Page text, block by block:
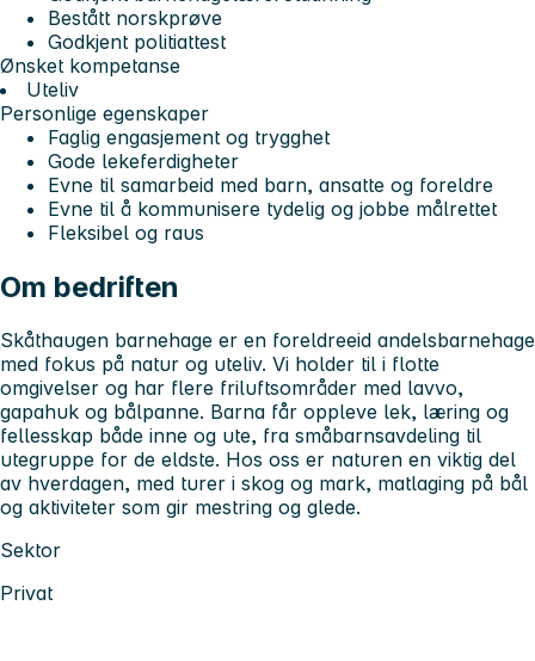
Bestått norskprøve
Godkjent politiattest
Ønsket kompetanse
Uteliv
Personlige egenskaper
Faglig engasjement og trygghet
Gode lekeferdigheter
Evne til samarbeid med barn, ansatte og foreldre
Evne til å kommunisere tydelig og jobbe målrettet
Fleksibel og raus
Om bedriften
Skåthaugen barnehage er en foreldreeid andelsbarnehage
med fokus på natur og uteliv. Vi holder til i flotte
omgivelser og har flere friluftsområder med lavvo,
gapahuk og bålpanne. Barna får oppleve lek, læring og
fellesskap både inne og ute, fra småbarnsavdeling til
utegruppe for de eldste. Hos oss er naturen en viktig del
av hverdagen, med turer i skog og mark, matlaging på bål
og aktiviteter som gir mestring og glede.
Sektor
Privat